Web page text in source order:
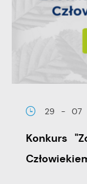
29 - 07
Konkurs